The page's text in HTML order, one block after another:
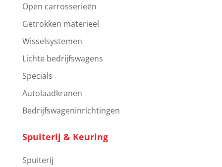
Open carrosserieën
Getrokken materieel
Wisselsystemen
Lichte bedrijfswagens
Specials
Autolaadkranen
Bedrijfswageninrichtingen
Spuiterij & Keuring
Spuiterij